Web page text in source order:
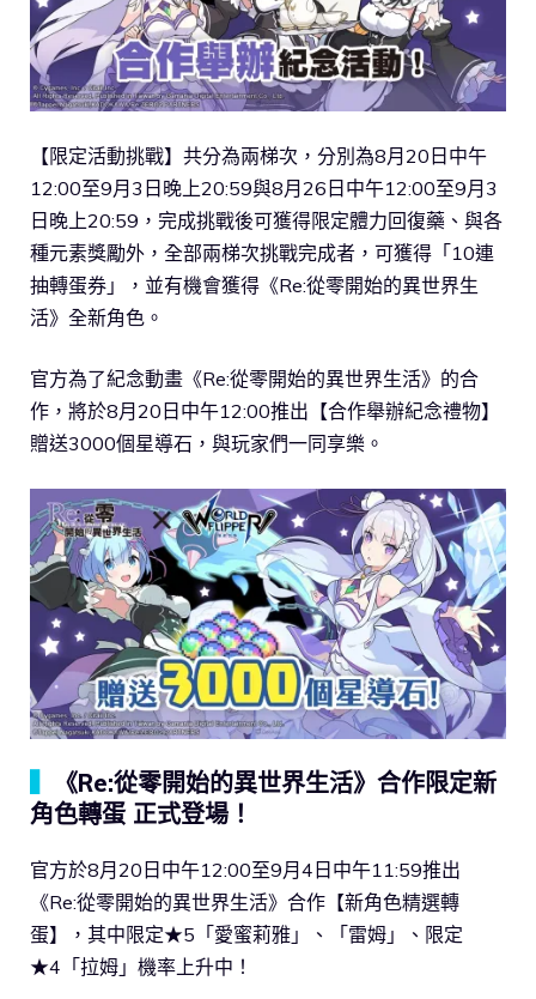
【限定活動挑戰】共分為兩梯次，分別為8月20日中午
12:00至9月3日晚上20:59與8月26日中午12:00至9月3
日晚上20:59，完成挑戰後可獲得限定體力回復藥、與各
種元素獎勵外，全部兩梯次挑戰完成者，可獲得「10連
抽轉蛋券」，並有機會獲得《Re:從零開始的異世界生
活》全新角色。
官方為了紀念動畫《Re:從零開始的異世界生活》的合
作，將於8月20日中午12:00推出【合作舉辦紀念禮物】
贈送3000個星導石，與玩家們一同享樂。
《Re:從零開始的異世界生活》合作限定新
角色轉蛋 正式登場！
官方於8月20日中午12:00至9月4日中午11:59推出
《Re:從零開始的異世界生活》合作【新角色精選轉
蛋】，其中限定★5「愛蜜莉雅」、「雷姆」、限定
★4「拉姆」機率上升中！